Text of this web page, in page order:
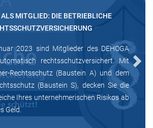
MITGLIED: DIE BETRIEBLICHE
2023 sind Mitglieder des DEHOGA
rechtsschutzversichert. Mit
Rechtsschutz (Baustein A) und dem
(Baustein S), decken Sie die
Ihres unternehmerischen Risikos ab
Geld.
Next